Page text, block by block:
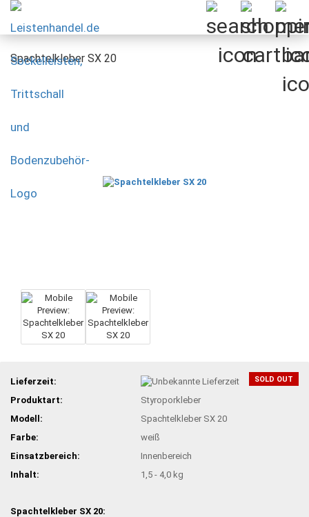
Spachtelkleber SX 20
SOLD OUT
Lieferzeit:
Produktart:
Styroporkleber
Modell:
Spachtelkleber SX 20
Farbe:
weiß
Einsatzbereich:
Innenbereich
Inhalt:
1,5 - 4,0 kg
Spachtelkleber SX 20: